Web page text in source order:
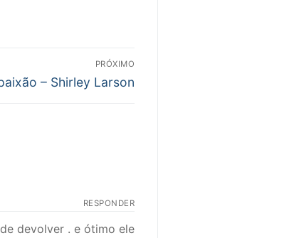
PRÓXIMO
– Shirley Larson
RESPONDER
devolver . e ótimo ele